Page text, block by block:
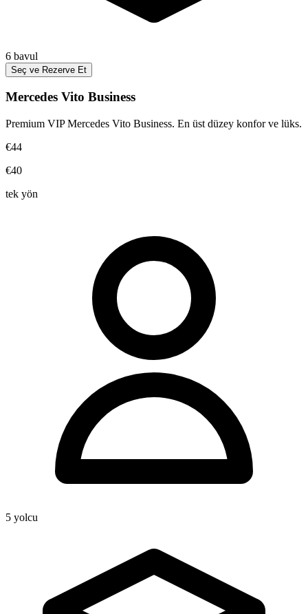
6 bavul
Seç ve Rezerve Et
Mercedes Vito Business
Premium VIP Mercedes Vito Business. En üst düzey konfor ve lüks.
€44
€40
tek yön
5 yolcu